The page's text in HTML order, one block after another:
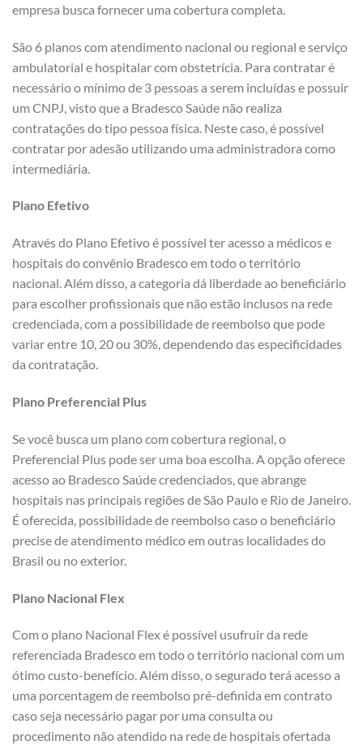
empresa busca fornecer uma cobertura completa.
São 6 planos com atendimento nacional ou regional e serviço
ambulatorial e hospitalar com obstetrícia. Para contratar é
necessário o mínimo de 3 pessoas a serem incluídas e possuir
um CNPJ, visto que a Bradesco Saúde não realiza
contratações do tipo pessoa física. Neste caso, é possível
contratar por adesão utilizando uma administradora como
intermediária.
Plano Efetivo
Através do Plano Efetivo é possível ter acesso a médicos e
hospitais do convênio Bradesco em todo o território
nacional. Além disso, a categoria dá liberdade ao beneficiário
para escolher profissionais que não estão inclusos na rede
credenciada, com a possibilidade de reembolso que pode
variar entre 10, 20 ou 30%, dependendo das especificidades
da contratação.
Plano Preferencial Plus
Se você busca um plano com cobertura regional, o
Preferencial Plus pode ser uma boa escolha. A opção oferece
acesso ao Bradesco Saúde credenciados, que abrange
hospitais nas principais regiões de São Paulo e Rio de Janeiro.
É oferecida, possibilidade de reembolso caso o beneficiário
precise de atendimento médico em outras localidades do
Brasil ou no exterior.
Plano Nacional Flex
Com o plano Nacional Flex é possível usufruir da rede
referenciada Bradesco em todo o território nacional com um
ótimo custo-benefício. Além disso, o segurado terá acesso a
uma porcentagem de reembolso pré-definida em contrato
caso seja necessário pagar por uma consulta ou
procedimento não atendido na rede de hospitais ofertada